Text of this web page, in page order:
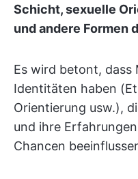
Schicht, sexuelle
und andere Formen
Es wird betont, dass
Identitäten haben
Orientierung usw.),
und ihre
Chancen